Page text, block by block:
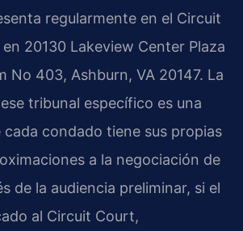
regularmente en el Circuit
20130 Lakeview Center Plaza
No 403, Ashburn, VA 20147. La
tribunal específico es una
cada condado tiene sus propias
a la negociación de
de la audiencia preliminar, si el
al Circuit Court,